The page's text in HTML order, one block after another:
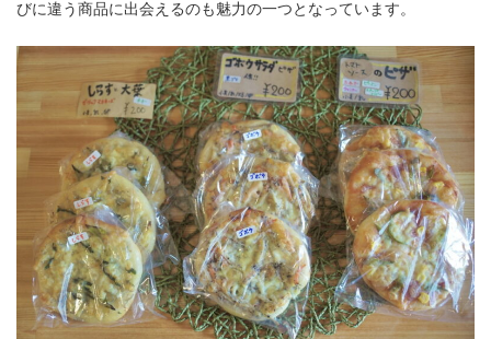
びに違う商品に出会えるのも魅力の一つとなっています。